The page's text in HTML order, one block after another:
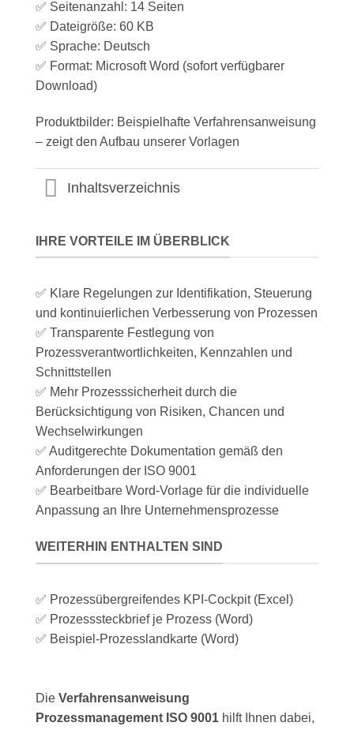
✅ Seitenanzahl: 14 Seiten
✅ Dateigröße: 60 KB
✅ Sprache: Deutsch
✅ Format: Microsoft Word (sofort verfügbarer
Download)
Produktbilder: Beispielhafte Verfahrensanweisung
– zeigt den Aufbau unserer Vorlagen
Inhaltsverzeichnis
IHRE VORTEILE IM ÜBERBLICK
✅ Klare Regelungen zur Identifikation, Steuerung
und kontinuierlichen Verbesserung von Prozessen
✅ Transparente Festlegung von
Prozessverantwortlichkeiten, Kennzahlen und
Schnittstellen
✅ Mehr Prozesssicherheit durch die
Berücksichtigung von Risiken, Chancen und
Wechselwirkungen
✅ Auditgerechte Dokumentation gemäß den
Anforderungen der ISO 9001
✅ Bearbeitbare Word-Vorlage für die individuelle
Anpassung an Ihre Unternehmensprozesse
WEITERHIN ENTHALTEN SIND
✅ Prozessübergreifendes KPI-Cockpit (Excel)
✅ Prozesssteckbrief je Prozess (Word)
✅ Beispiel-Prozesslandkarte (Word)
Die Verfahrensanweisung
Prozessmanagement ISO 9001 hilft Ihnen dabei,